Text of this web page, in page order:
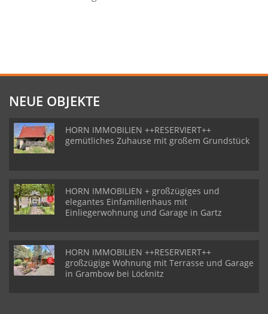
NEUE OBJEKTE
HORN IMMOBILIEN ++RESERVIERT++
gemütliches Zuhause mit großem Grundstück
HORN IMMOBILIEN + großzügiges und
elegantes Einfamilienhaus mit
Einliegerwohnung und Garage in Gartz
HORN IMMOBILIEN ++RESERVIERT++
großzügige Wohnung mit Terrasse und Garage
in Grambow bei Löcknitz